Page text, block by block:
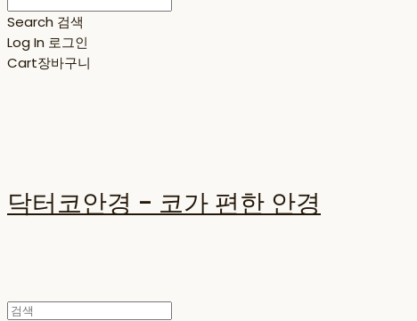
Search 검색
Log In 로그인
Cart장바구니
닥터코안경 - 코가 편한 안경